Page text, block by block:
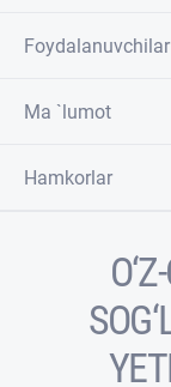
Foydalanuvchilar
Ma `lumot
Hamkorlar